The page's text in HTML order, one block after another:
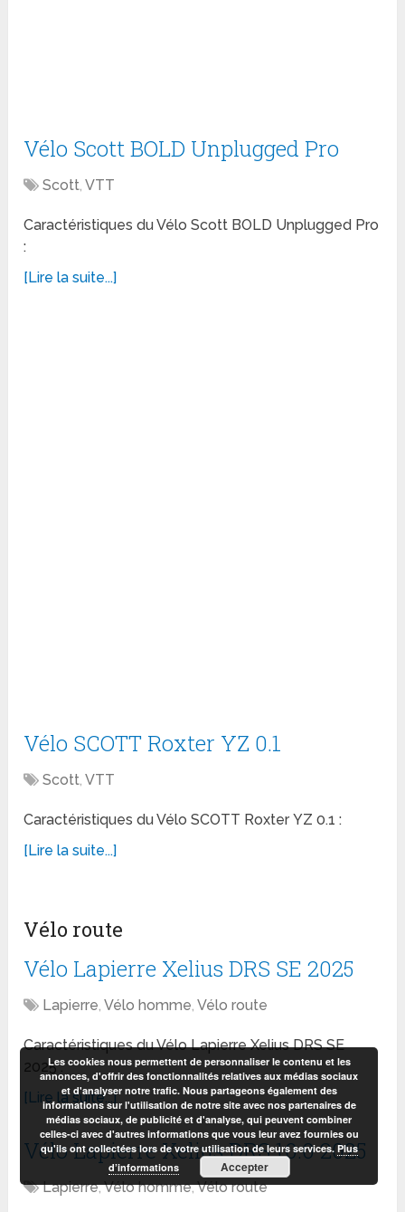
Vélo Scott BOLD Unplugged Pro
Scott,VTT
Caractéristiques du Vélo Scott BOLD Unplugged Pro
:
[Lire la suite...]
Vélo SCOTT Roxter YZ 0.1
Scott,VTT
Caractéristiques du Vélo SCOTT Roxter YZ 0.1 :
[Lire la suite...]
Vélo route
Vélo Lapierre Xelius DRS SE 2025
Lapierre,Vélo homme,Vélo route
Caractéristiques du Vélo Lapierre Xelius DRS SE
2025 :
[Lire la suite...]
Vélo Lapierre Xelius DRS 10.0 2025
Lapierre,Vélo homme,Vélo route
Les cookies nous permettent de personnaliser le contenu et les
annonces, d'offrir des fonctionnalités relatives aux médias sociaux
et d'analyser notre trafic. Nous partageons également des
informations sur l'utilisation de notre site avec nos partenaires de
médias sociaux, de publicité et d'analyse, qui peuvent combiner
celles-ci avec d'autres informations que vous leur avez fournies ou
qu'ils ont collectées lors de votre utilisation de leurs services.Plus
d’informations
Accepter